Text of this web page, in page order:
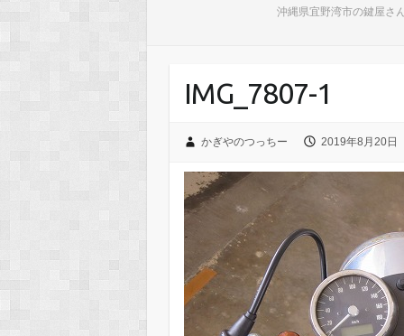
沖縄県宜野湾市の鍵屋
IMG_7807-1
かぎやのつっちー 2019年8月20日